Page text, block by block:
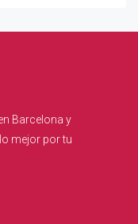
Barcelona y
mejor por tu